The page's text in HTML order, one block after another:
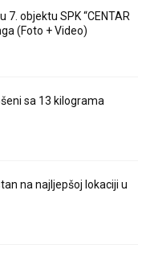
7. objektu SPK “CENTAR
(Foto + Video)
sa 13 kilograma
na najljepšoj lokaciji u